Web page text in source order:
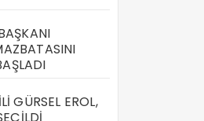
GÜRSEL EROL,